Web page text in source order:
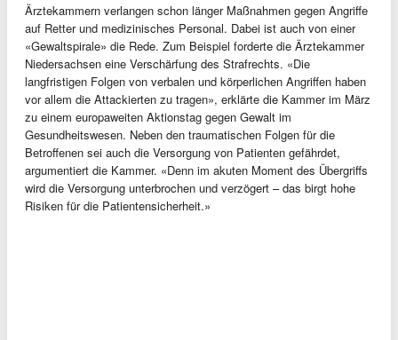
Ärztekammern verlangen schon länger Maßnahmen gegen Angriffe
auf Retter und medizinisches Personal. Dabei ist auch von einer
«Gewaltspirale» die Rede. Zum Beispiel forderte die Ärztekammer
Niedersachsen eine Verschärfung des Strafrechts. «Die
langfristigen Folgen von verbalen und körperlichen Angriffen haben
vor allem die Attackierten zu tragen», erklärte die Kammer im März
zu einem europaweiten Aktionstag gegen Gewalt im
Gesundheitswesen. Neben den traumatischen Folgen für die
Betroffenen sei auch die Versorgung von Patienten gefährdet,
argumentiert die Kammer. «Denn im akuten Moment des Übergriffs
wird die Versorgung unterbrochen und verzögert – das birgt hohe
Risiken für die Patientensicherheit.»